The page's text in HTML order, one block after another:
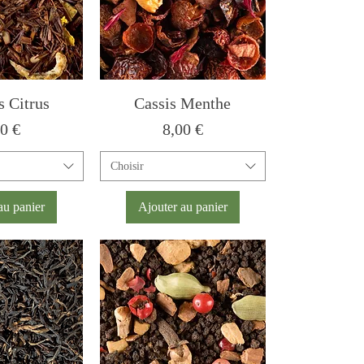
Citrus
€
panier
Cassis Menthe
Prix
8,00 €
Choisir
Ajouter au panier